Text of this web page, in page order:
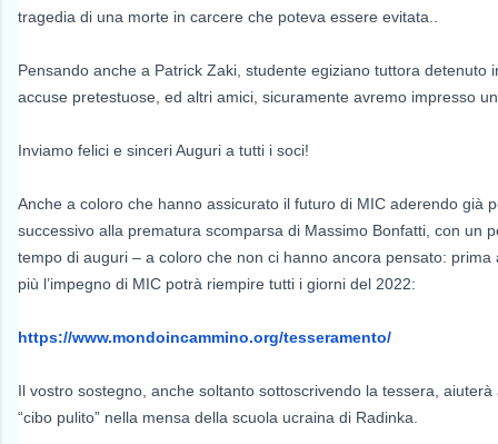
tragedia di una morte in carcere che poteva essere evitata..
Pensando anche a Patrick Zaki, studente egiziano tuttora detenuto
accuse pretestuose, ed altri amici, sicuramente avremo impresso
Inviamo felici e sinceri Auguri a tutti i soci!
Anche a coloro che hanno assicurato il futuro di MIC aderendo già
successivo alla prematura scomparsa di Massimo Bonfatti, con un
tempo di auguri – a coloro che non ci hanno ancora pensato: prima
più l’impegno di MIC potrà riempire tutti i giorni del 2022:
https://www.mondoincammino.org/tesseramento/
Il vostro sostegno, anche soltanto sottoscrivendo la tessera,
“cibo pulito” nella mensa della scuola ucraina di Radinka.